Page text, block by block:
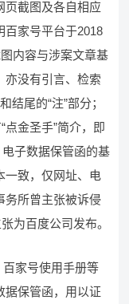
页截图及各自相应
百家号平台于2018
内容与涉案文章基
亦没有引言、检索
尾的“注”部分；
点金圣手”简介，即
子数据保管函的基
一致，仅网址、电
务所曾主张被诉侵
为百度公司发布。
家号使用手册等
据保管函，用以证